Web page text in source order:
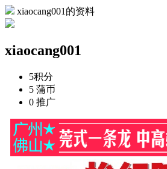
xiaocang001的资料
xiaocang001
5积分
5 蒲币
0 推广